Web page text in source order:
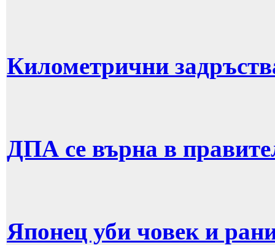
Километрични
ДПА се върна в
Японец уби човек и